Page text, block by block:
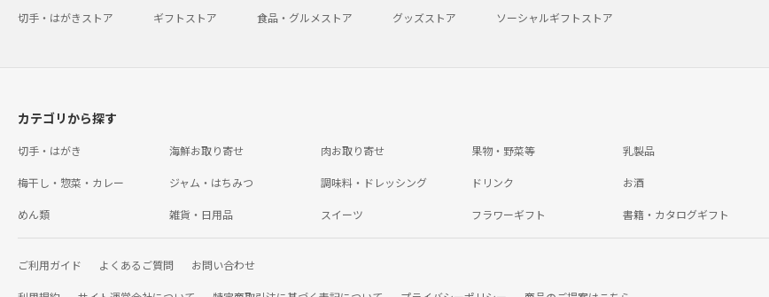
切手・はがきストア ギフトストア 食品・グルメストア グッズストア ソーシャルギフトストア
カテゴリから探す
切手・はがき 海鮮お取り寄せ 肉お取り寄せ 果物・野菜等 乳製品
梅干し・惣菜・カレー ジャム・はちみつ 調味料・ドレッシング ドリンク お酒
めん類 雑貨・日用品 スイーツ フラワーギフト 書籍・カタログギフト
ご利用ガイド よくあるご質問 お問い合わせ